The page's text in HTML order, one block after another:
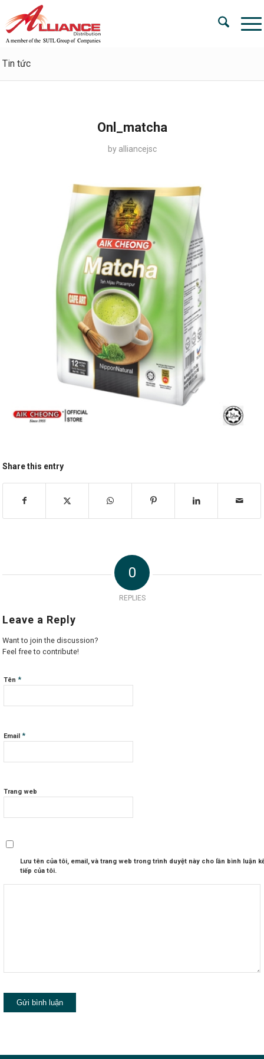
Tin tức
Onl_matcha
by alliancejsc
Share this entry
0
REPLIES
Leave a Reply
Want to join the discussion?
Feel free to contribute!
Tên*
Email*
Trang web
Lưu tên của tôi, email, và trang web trong trình duyệt này cho lần bình luận
tiếp của tôi.